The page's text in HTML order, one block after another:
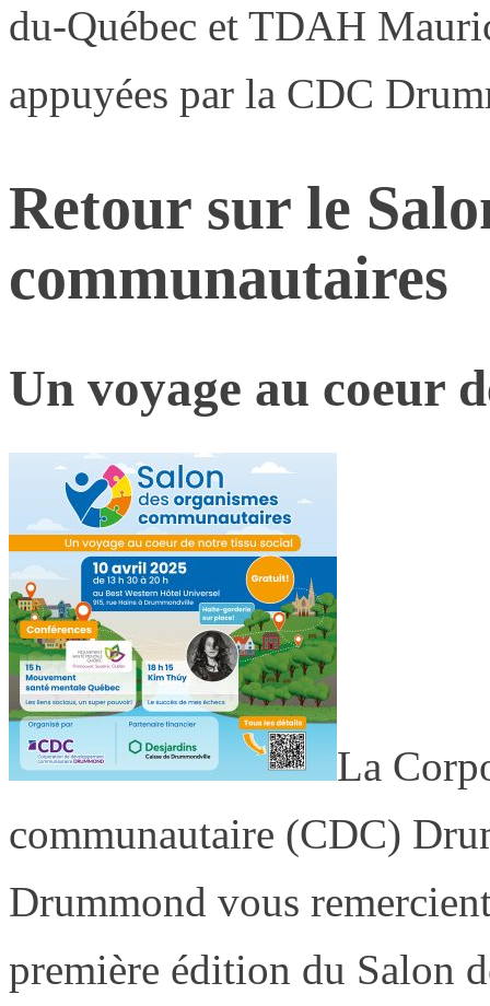
du-Québec et TDAH
appuyées par la CDC
Retour sur le
communautaires
Un voyage au coeur
La
communautaire (CDC)
Drummond vous
première édition du Salon